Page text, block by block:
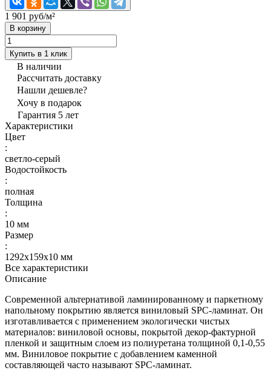
1 901 руб/м²
В корзину
Купить в 1 клик
В наличии
Рассчитать доставку
Нашли дешевле?
Хочу в подарок
Гарантия 5 лет
Характеристики
Цвет
:
светло-серый
Водостойкость
:
полная
Толщина
:
10 мм
Размер
:
1292x159x10 мм
Все характеристики
Описание
Современной альтернативой ламинированному и паркетному
напольному покрытию является виниловый SPC-ламинат. Он
изготавливается с применением экологически чистых
материалов: виниловой основы, покрытой декор-фактурной
пленкой и защитным слоем из полиуретана толщиной 0,1-0,55
мм. Виниловое покрытие с добавлением каменной
составляющей часто называют SPC-ламинат.